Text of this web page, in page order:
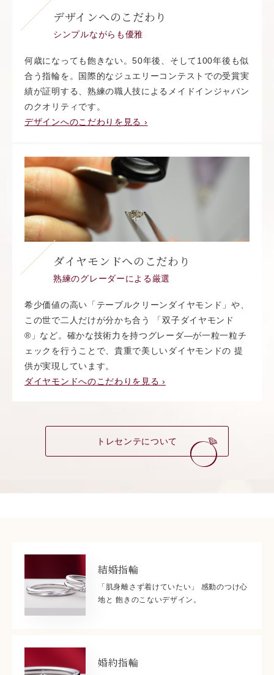
デザインへのこだわり
シンプルながらも優雅
何歳になっても飽きない。50年後、そして100年後も似
合う指輪を。国際的なジュエリーコンテストでの受賞実
績が証明する、熟練の職人技によるメイドインジャパン
のクオリティです。
デザインへのこだわりを見る ›
ダイヤモンドへのこだわり
熟練のグレーダーによる厳選
希少価値の高い「テーブルクリーンダイヤモンド」や、
この世で二人だけが分かち合う 「双子ダイヤモンド
®︎」など。確かな技術力を持つグレーダ―が一粒一粒チ
ェックを行うことで、貴重で美しいダイヤモンドの 提
供が実現しています。
ダイヤモンドへのこだわりを見る ›
トレセンテについて
結婚指輪
「肌身離さず着けていたい」 感動のつけ心
地と 飽きのこないデザイン。
婚約指輪